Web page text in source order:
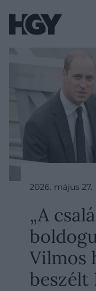
2026. május
„A
Vilmos
beszélt